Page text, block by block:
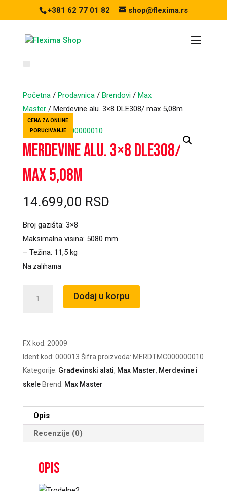
+381 62 77 01 82 shop@flexima.rs
Početna/ Prodavnica/ Brendovi/ Max
Master/ Merdevine alu. 3×8 DLE308/ max 5,08m
CENA ZA ONLINE
PORUČIVANJE
Merdevine alu. 3×8 DLE308/
max 5,08m
14.699,00 RSD
Broj gazišta: 3×8
Maksimalna visina: 5080 mm
– Težina: 11,5 kg
Na zalihama
DLE308/
max
5,08m
količina
Dodaj u korpu
FX kod: 20009
Ident kod: 000013 Šifra proizvoda: MERDTMC000000010
Kategorije: Građevinski alati, Max Master, Merdevine i
skele Brend: Max Master
Opis
Recenzije (0)
Opis